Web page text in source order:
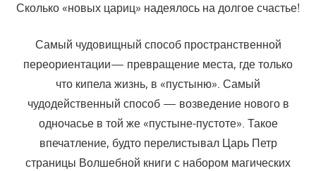
Сколько «новых цариц» надеялось на долгое счастье!
Самый чудовищный способ пространственной
переориентации— превращение места, где только
что кипела жизнь, в «пустыню». Самый
чудодейственный способ — возведение нового в
одночасье в той же «пустыне-пустоте». Такое
впечатление, будто перелистывал Царь Петр
страницы Волшебной книги с набором магических